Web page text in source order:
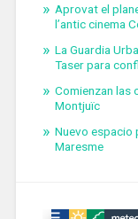
Aprovat el
l’antic cinema
La Guardia
Taser para
Comienzan las
Montjuïc
Nuevo espacio
Maresme